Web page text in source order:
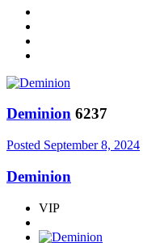
Deminion 6237
Posted September 8, 2024
Deminion
VIP